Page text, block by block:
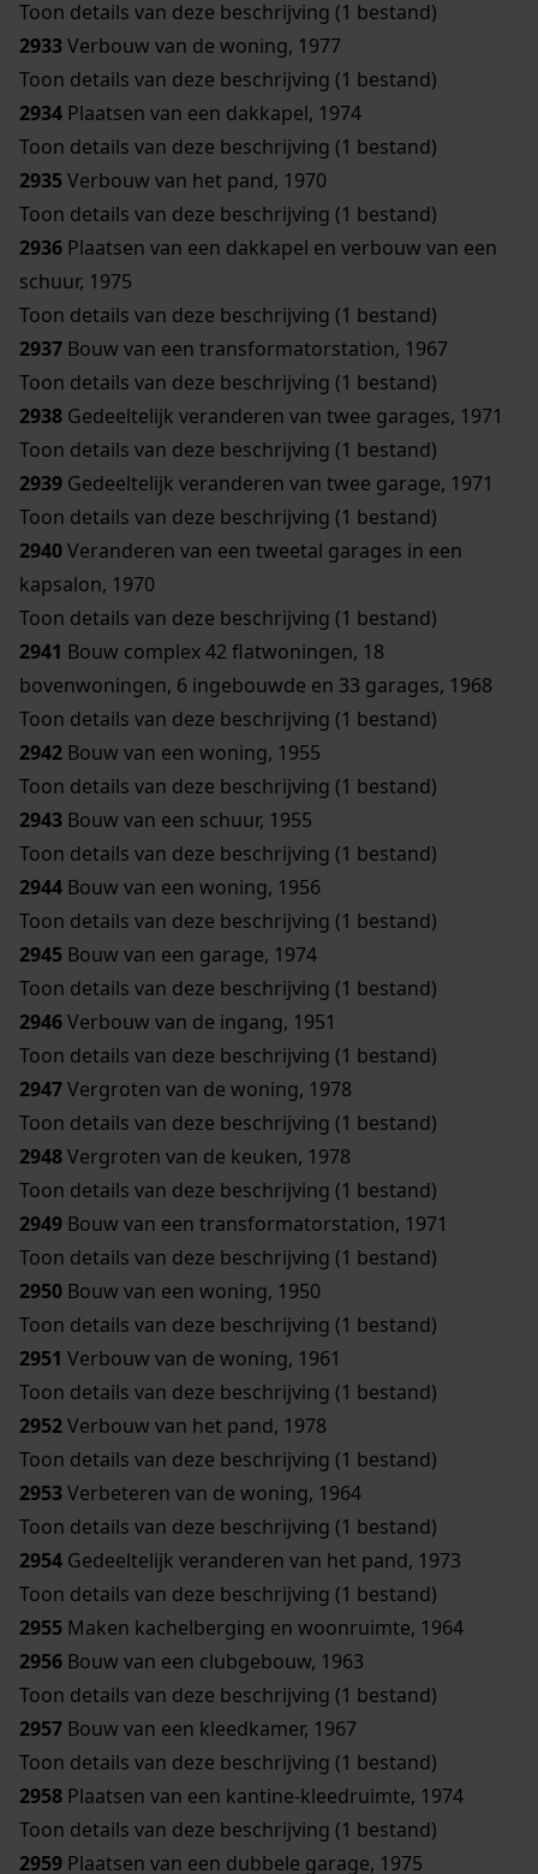
Toon details van deze beschrijving (1 bestand)
2933Verbouw van de woning, 1977
Toon details van deze beschrijving (1 bestand)
2934 Plaatsen van een dakkapel, 1974
Toon details van deze beschrijving (1 bestand)
2935Verbouw van het pand, 1970
Toon details van deze beschrijving (1 bestand)
2936 Plaatsen van een dakkapel en verbouw van een
schuur, 1975
Toon details van deze beschrijving (1 bestand)
2937 Bouw van een transformatorstation, 1967
Toon details van deze beschrijving (1 bestand)
2938 Gedeeltelijk veranderen van twee garages, 1971
Toon details van deze beschrijving (1 bestand)
2939 Gedeeltelijk veranderen van twee garage, 1971
Toon details van deze beschrijving (1 bestand)
2940Veranderen van een tweetal garages in een
kapsalon, 1970
Toon details van deze beschrijving (1 bestand)
2941 Bouw complex 42 flatwoningen, 18
bovenwoningen, 6 ingebouwde en 33 garages, 1968
Toon details van deze beschrijving (1 bestand)
2942 Bouw van een woning, 1955
Toon details van deze beschrijving (1 bestand)
2943 Bouw van een schuur, 1955
Toon details van deze beschrijving (1 bestand)
2944 Bouw van een woning, 1956
Toon details van deze beschrijving (1 bestand)
2945 Bouw van een garage, 1974
Toon details van deze beschrijving (1 bestand)
2946Verbouw van de ingang, 1951
Toon details van deze beschrijving (1 bestand)
2947Vergroten van de woning, 1978
Toon details van deze beschrijving (1 bestand)
2948Vergroten van de keuken, 1978
Toon details van deze beschrijving (1 bestand)
2949 Bouw van een transformatorstation, 1971
Toon details van deze beschrijving (1 bestand)
2950 Bouw van een woning, 1950
Toon details van deze beschrijving (1 bestand)
2951 Verbouw van de woning, 1961
Toon details van deze beschrijving (1 bestand)
2952Verbouw van het pand, 1978
Toon details van deze beschrijving (1 bestand)
2953Verbeteren van de woning, 1964
Toon details van deze beschrijving (1 bestand)
2954 Gedeeltelijk veranderen van het pand, 1973
Toon details van deze beschrijving (1 bestand)
2955 Maken kachelberging en woonruimte, 1964
2956 Bouw van een clubgebouw, 1963
Toon details van deze beschrijving (1 bestand)
2957 Bouw van een kleedkamer, 1967
Toon details van deze beschrijving (1 bestand)
2958 Plaatsen van een kantine-kleedruimte, 1974
Toon details van deze beschrijving (1 bestand)
2959 Plaatsen van een dubbele garage, 1975